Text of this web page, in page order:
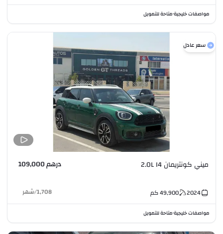
مواصفات خليجية•متاحة للتمويل
سعر عادل
ميني كونتريمان 2.0L I4 درهم 109,000
2024
49,900كم 1,708
/شهر
مواصفات خليجية•متاحة للتمويل